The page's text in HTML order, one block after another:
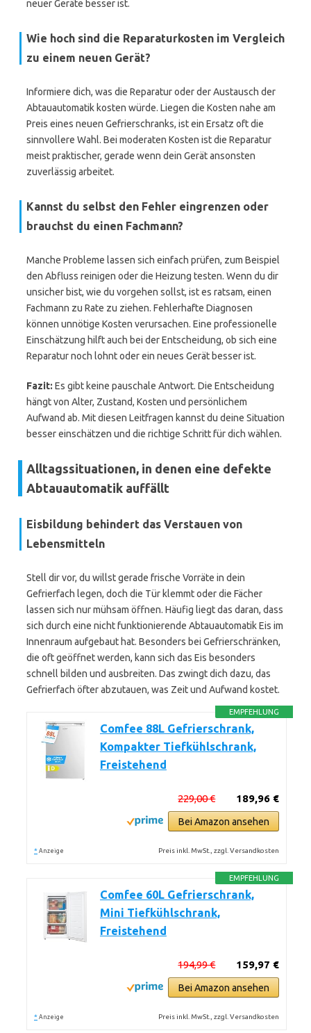
neuer Geräte besser ist.
Wie hoch sind die Reparaturkosten im Vergleich
zu einem neuen Gerät?
Informiere dich, was die Reparatur oder der Austausch der
Abtauautomatik kosten würde. Liegen die Kosten nahe am
Preis eines neuen Gefrierschranks, ist ein Ersatz oft die
sinnvollere Wahl. Bei moderaten Kosten ist die Reparatur
meist praktischer, gerade wenn dein Gerät ansonsten
zuverlässig arbeitet.
Kannst du selbst den Fehler eingrenzen oder
brauchst du einen Fachmann?
Manche Probleme lassen sich einfach prüfen, zum Beispiel
den Abfluss reinigen oder die Heizung testen. Wenn du dir
unsicher bist, wie du vorgehen sollst, ist es ratsam, einen
Fachmann zu Rate zu ziehen. Fehlerhafte Diagnosen
können unnötige Kosten verursachen. Eine professionelle
Einschätzung hilft auch bei der Entscheidung, ob sich eine
Reparatur noch lohnt oder ein neues Gerät besser ist.
Fazit: Es gibt keine pauschale Antwort. Die Entscheidung
hängt von Alter, Zustand, Kosten und persönlichem
Aufwand ab. Mit diesen Leitfragen kannst du deine Situation
besser einschätzen und die richtige Schritt für dich wählen.
Alltagssituationen, in denen eine defekte
Abtauautomatik auffällt
Eisbildung behindert das Verstauen von
Lebensmitteln
Stell dir vor, du willst gerade frische Vorräte in dein
Gefrierfach legen, doch die Tür klemmt oder die Fächer
lassen sich nur mühsam öffnen. Häufig liegt das daran, dass
sich durch eine nicht funktionierende Abtauautomatik Eis im
Innenraum aufgebaut hat. Besonders bei Gefrierschränken,
die oft geöffnet werden, kann sich das Eis besonders
schnell bilden und ausbreiten. Das zwingt dich dazu, das
Gefrierfach öfter abzutauen, was Zeit und Aufwand kostet.
EMPFEHLUNG
Comfee 88L Gefrierschrank,
Kompakter Tiefkühlschrank,
Freistehend
189,96 €
229,00 €
Bei Amazon ansehen
* Anzeige Preis inkl. MwSt., zzgl. Versandkosten
EMPFEHLUNG
Comfee 60L Gefrierschrank,
Mini Tiefkühlschrank,
Freistehend
159,97 €
194,99 €
Bei Amazon ansehen
* Anzeige Preis inkl. MwSt., zzgl. Versandkosten